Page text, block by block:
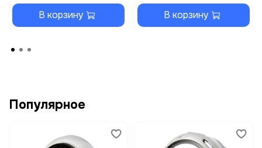
В корзину В корзину
Популярное